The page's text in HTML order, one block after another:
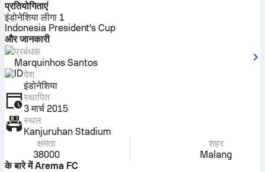
प्रतियोगिताएं
इंडोनेशिया लीगा 1
Indonesia President's Cup
और जानकारी
प्रबंधक
Marquinhos Santos
देश
इंडोनेशिया
स्थापित
3 मार्च 2015
स्थल
Kanjuruhan Stadium
क्षमता
38000
शहर
Malang
के बारे में Arema FC